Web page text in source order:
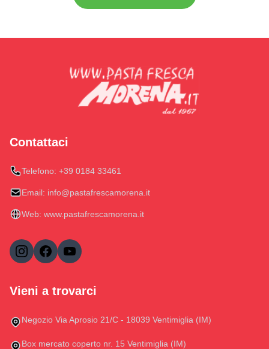
Contattaci
Telefono: +39 0184 33461
Email: info@pastafrescamorena.it
Web: www.pastafrescamorena.it
Vieni a trovarci
Negozio Via Aprosio 21/C - 18039 Ventimiglia (IM)
Box mercato coperto nr. 15 Ventimiglia (IM)